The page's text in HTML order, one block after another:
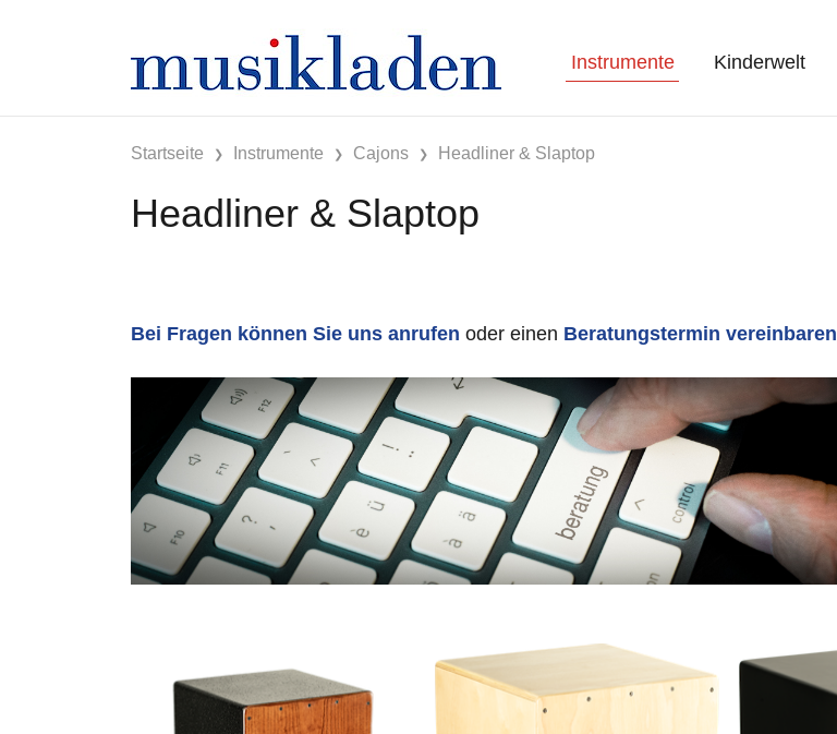
Instrumente Kinderwelt
Startseite Instrumente Cajons Headliner & Slaptop
Headliner & Slaptop
Bei Fragen können Sie uns anrufen oder einen Beratungstermin vereinbaren